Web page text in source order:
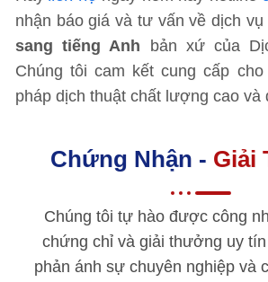
nhận báo giá và tư vấn về dịch vụ
sang tiếng Anh bản xứ của
Chúng tôi cam kết cung cấp
pháp dịch thuật chất lượng cao và
Chứng Nhận - Giải
Chúng tôi tự hào được công
chứng chỉ và giải thưởng uy
phản ánh sự chuyên nghiệp và